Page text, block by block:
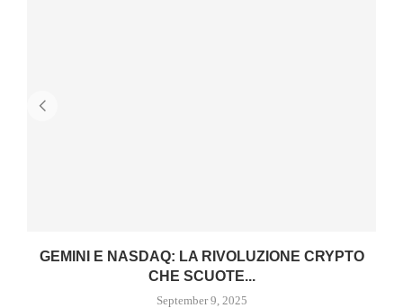
GEMINI E NASDAQ: LA RIVOLUZIONE CRYPTO
CHE SCUOTE...
September 9, 2025